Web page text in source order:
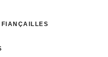
FIANÇAILLES